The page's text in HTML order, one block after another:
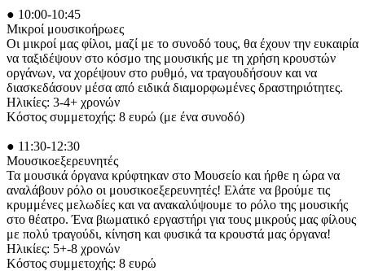
● 10:00-10:45
Μικροί μουσικοήρωες
Οι μικροί μας φίλοι, μαζί με το συνοδό τους, θα έχουν την ευκαιρία
να ταξιδέψουν στο κόσμο της μουσικής με τη χρήση κρουστών
οργάνων, να χορέψουν στο ρυθμό, να τραγουδήσουν και να
διασκεδάσουν μέσα από ειδικά διαμορφωμένες δραστηριότητες.
Ηλικίες: 3-4+ χρονών
Κόστος συμμετοχής: 8 ευρώ (με ένα συνοδό)
● 11:30-12:30
Μουσικοεξερευνητές
Τα μουσικά όργανα κρύφτηκαν στο Μουσείο και ήρθε η ώρα να
αναλάβουν ρόλο οι μουσικοεξερευνητές! Ελάτε να βρούμε τις
κρυμμένες μελωδίες και να ανακαλύψουμε το ρόλο της μουσικής
στο θέατρο. Ένα βιωματικό εργαστήρι για τους μικρούς μας φίλους
με πολύ τραγούδι, κίνηση και φυσικά τα κρουστά μας όργανα!
Ηλικίες: 5+-8 χρονών
Κόστος συμμετοχής: 8 ευρώ